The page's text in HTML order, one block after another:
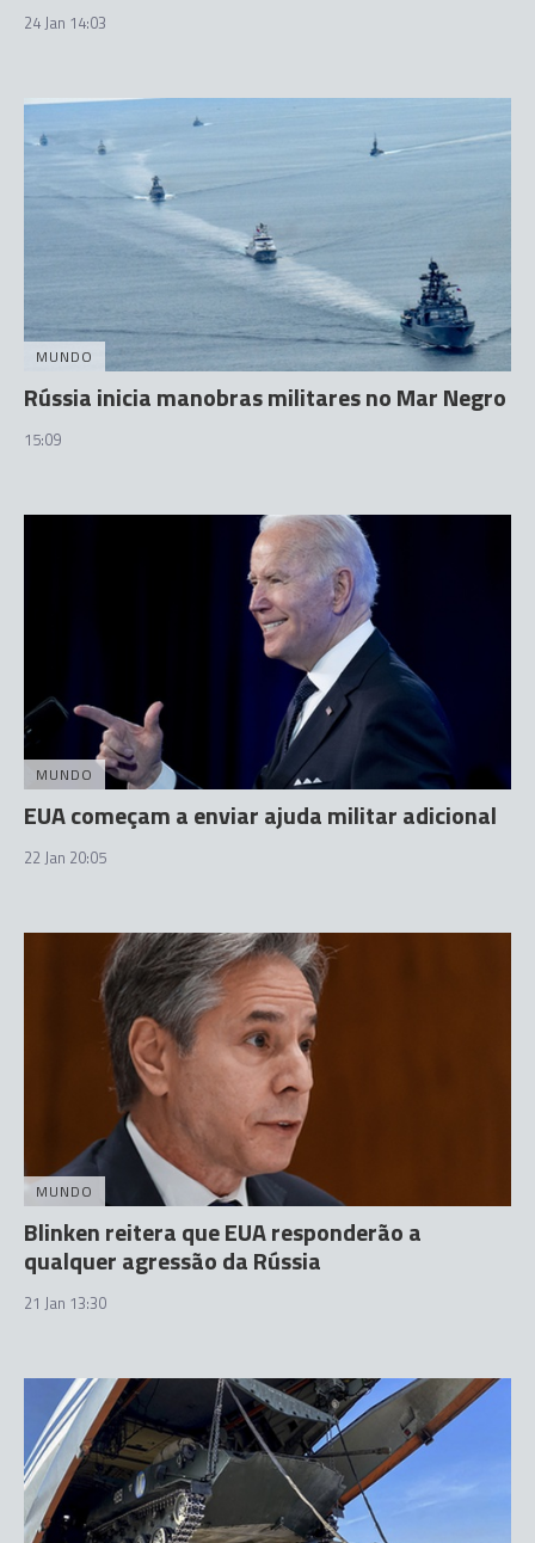
24 Jan 14:03
MUNDO
Rússia inicia manobras militares no Mar Negro
15:09
MUNDO
EUA começam a enviar ajuda militar adicional
22 Jan 20:05
MUNDO
Blinken reitera que EUA responderão a
qualquer agressão da Rússia
21 Jan 13:30